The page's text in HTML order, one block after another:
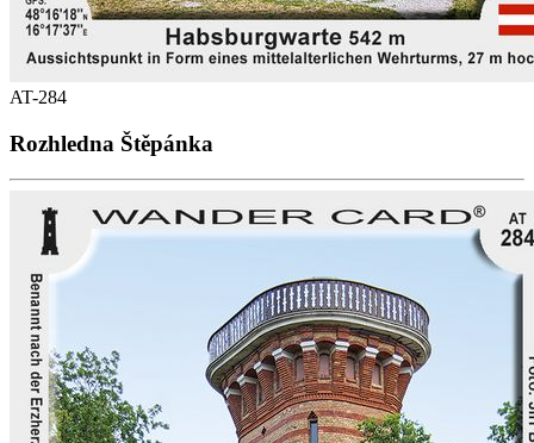
AT-284
Rozhledna Štěpánka